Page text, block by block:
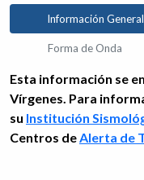
Información General
Forma de Onda
Esta información se
Vírgenes. Para
su Institución
Centros deAlerta de